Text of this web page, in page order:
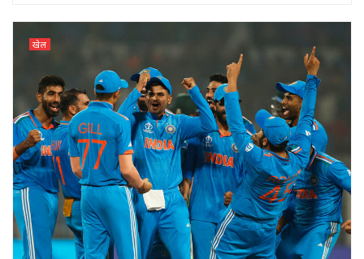
खेल